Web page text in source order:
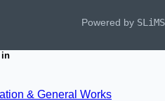
Powered by SLiMS
in
& General Works